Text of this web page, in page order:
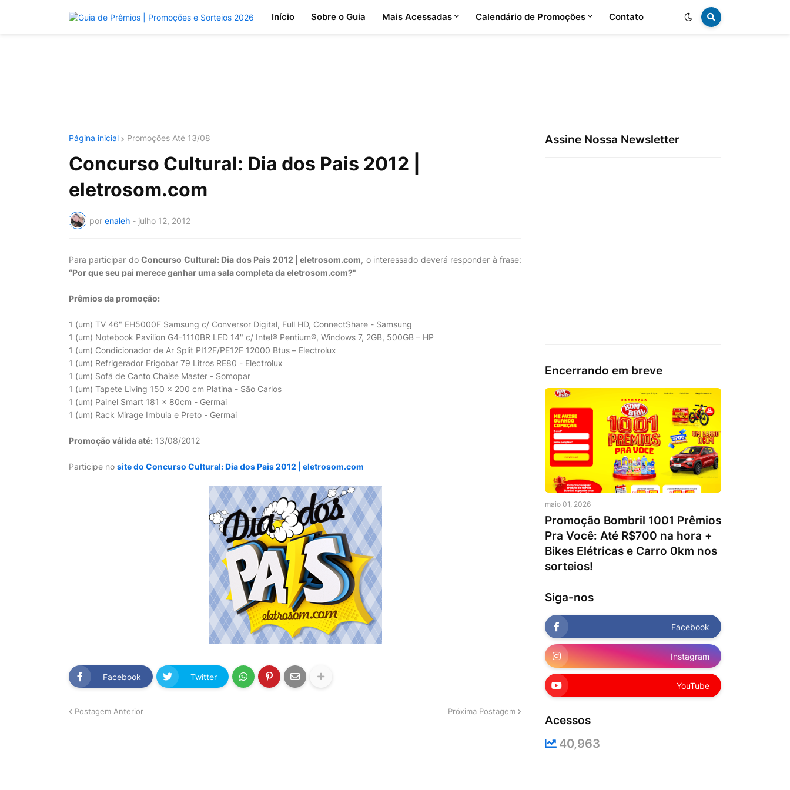
Início Sobre o Guia Mais Acessadas Calendário de Promoções Contato
Página inicial Promoções Até 13/08
Concurso Cultural: Dia dos Pais 2012 |
eletrosom.com
por enaleh - julho 12, 2012
Para participar doConcurso Cultural: Dia dos Pais 2012 | eletrosom.com, o interessado deverá responder à frase:
“Por que seu pai merece ganhar uma sala completa da eletrosom.com?"
Prêmios da promoção:
1 (um) TV 46" EH5000F Samsung c/ Conversor Digital, Full HD, ConnectShare - Samsung
1 (um) Notebook Pavilion G4-1110BR LED 14" c/ Intel® Pentium®, Windows 7, 2GB, 500GB – HP
1 (um) Condicionador de Ar Split PI12F/PE12F 12000 Btus – Electrolux
1 (um) Refrigerador Frigobar 79 Litros RE80 - Electrolux
1 (um) Sofá de Canto Chaise Master - Somopar
1 (um) Tapete Living 150 x 200 cm Platina - São Carlos
1 (um) Painel Smart 181 x 80cm - Germai
1 (um) Rack Mirage Imbuia e Preto - Germai
Promoção válida até: 13/08/2012
Participe no site do Concurso Cultural: Dia dos Pais 2012 | eletrosom.com
Facebook Twitter
Postagem Anterior Próxima Postagem
Assine Nossa Newsletter
Encerrando em breve
maio 01, 2026
Promoção Bombril 1001 Prêmios
Pra Você: Até R$700 na hora +
Bikes Elétricas e Carro 0km nos
sorteios!
Siga-nos
Facebook
Instagram
YouTube
Acessos
40,963